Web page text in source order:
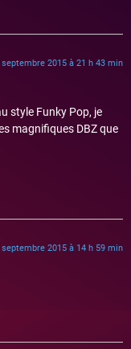
septembre 2015 à 21 h 43 min
style Funky Pop, je
magnifiques DBZ que
septembre 2015 à 14 h 59 min